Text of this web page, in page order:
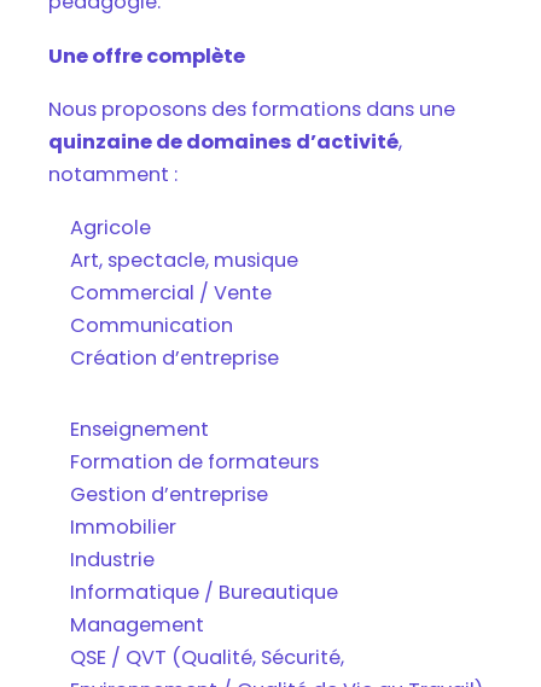
Une offre complète
Nous proposons des formations dans une
quinzaine de domaines d’activité,
notamment :
Agricole
Art, spectacle, musique
Commercial / Vente
Communication
Création d’entreprise
Enseignement
Formation de formateurs
Gestion d’entreprise
Immobilier
Industrie
Informatique / Bureautique
Management
QSE / QVT (Qualité, Sécurité,